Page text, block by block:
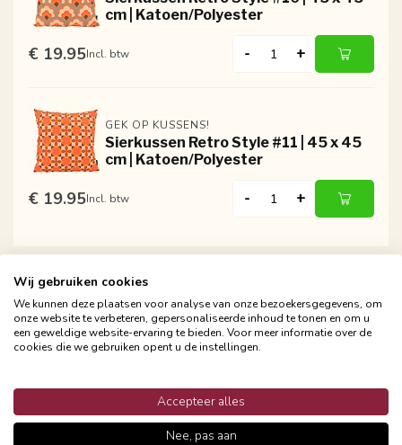
cm | Katoen/Polyester
€ 19.95Incl. btw - +
GEK OP KUSSENS!
Sierkussen Retro Style #11 | 45 x 45
cm | Katoen/Polyester
€ 19.95Incl. btw - +
Wij gebruiken cookies
We kunnen deze plaatsen voor analyse van onze bezoekersgegevens, om
onze website te verbeteren, gepersonaliseerde inhoud te tonen en om u
een geweldige website-ervaring te bieden. Voor meer informatie over de
cookies die we gebruiken opent u de instellingen.
Accepteer alles
Nee, pas aan